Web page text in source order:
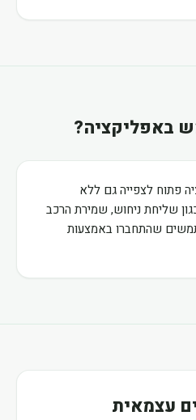
באפליקציה?
פתוח לצפייה גם ללא
שליחת ניחוש, שמירת הרכב
שהתחברו באמצעות
עצמאית